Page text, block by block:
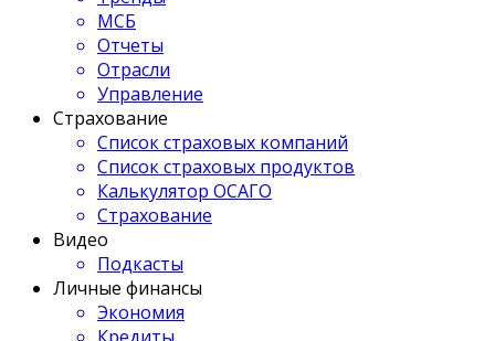
МСБ
Отчеты
Отрасли
Управление
Страхование
Список страховых компаний
Список страховых продуктов
Калькулятор ОСАГО
Страхование
Видео
Подкасты
Личные финансы
Экономия